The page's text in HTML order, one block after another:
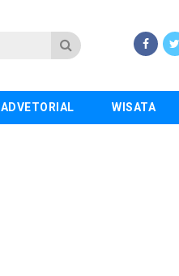
ADVETORIAL WISATA